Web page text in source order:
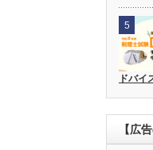
5
ドバイ
【広